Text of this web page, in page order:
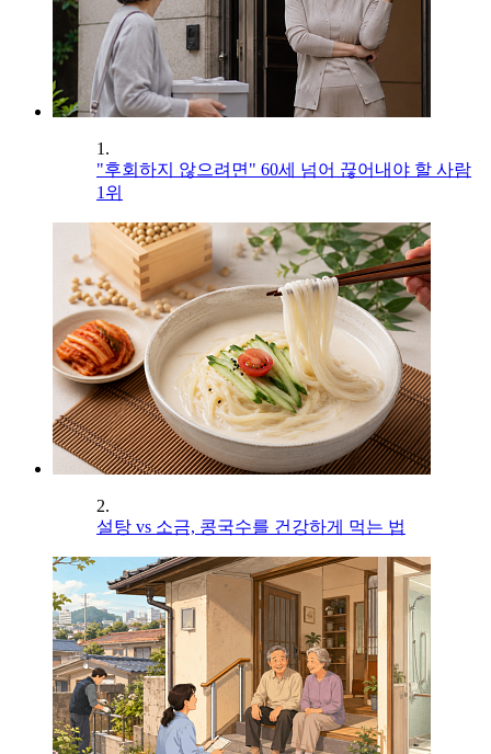
1.
"후회하지 않으려면" 60세 넘어 끊어내야 할 사람
1위
2.
설탕 vs 소금, 콩국수를 건강하게 먹는 법